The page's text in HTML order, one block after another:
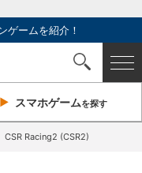
ゲームを紹介！
スマホゲームを探す
CSR Racing2 (CSR2)